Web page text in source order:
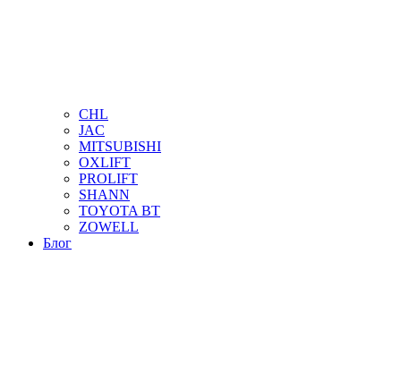
CHL
JAC
MITSUBISHI
OXLIFT
PROLIFT
SHANN
TOYOTA BT
ZOWELL
Блог